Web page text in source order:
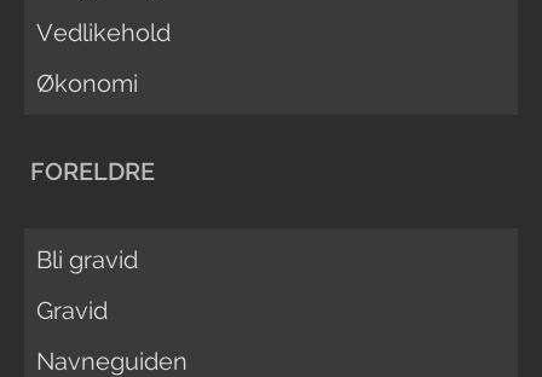
Vedlikehold
Økonomi
FORELDRE
Bli gravid
Gravid
Navneguiden